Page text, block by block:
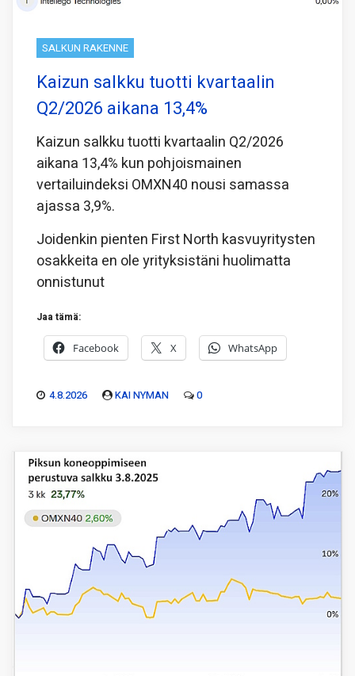
SALKUN RAKENNE
Kaizun salkku tuotti kvartaalin
Q2/2026 aikana 13,4%
Kaizun salkku tuotti kvartaalin Q2/2026
aikana 13,4% kun pohjoismainen
vertailuindeksi OMXN40 nousi samassa
ajassa 3,9%.
Joidenkin pienten First North kasvuyritysten
osakkeita en ole yrityksistäni huolimatta
onnistunut
Jaa tämä:
Facebook X WhatsApp
4.8.2026 KAI NYMAN 0